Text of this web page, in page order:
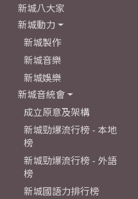
新城八大家
新城動力
新城製作
新城音樂
新城娛樂
新城音統會
成立原意及架構
新城勁爆流行榜 - 本地
榜
新城勁爆流行榜 - 外語
榜
新城國語力排行榜